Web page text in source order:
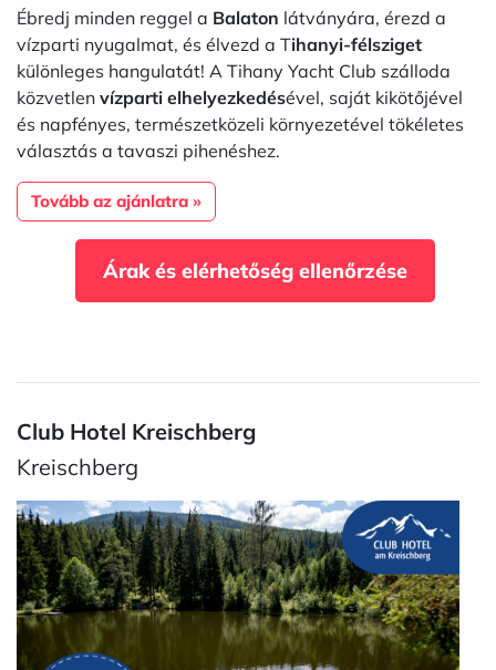
Ébredj minden reggel a Balaton látványára, érezd a
vízparti nyugalmat, és élvezd a Tihanyi-félsziget
különleges hangulatát! A Tihany Yacht Club szálloda
közvetlen vízparti elhelyezkedésével, saját kikötőjével
és napfényes, természetközeli környezetével tökéletes
választás a tavaszi pihenéshez.
Tovább az ajánlatra »
Árak és elérhetőség ellenőrzése
Club Hotel Kreischberg
Kreischberg